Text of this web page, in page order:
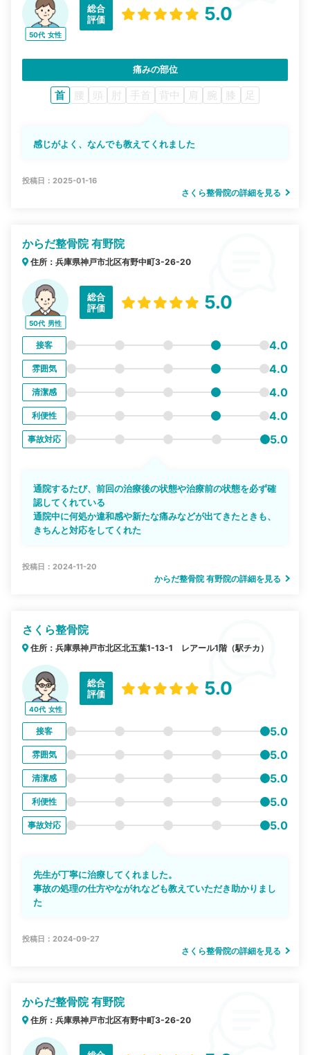
50代 女性
総合
評価
5.0
痛みの部位
首 腰 頭 肘 手首 背中 肩 腕 膝 足
感じがよく、なんでも教えてくれました
投稿日：2025-01-16
さくら整骨院の詳細を見る
からだ整骨院 有野院
住所：兵庫県神戸市北区有野中町3-26-20
50代 男性
総合
評価
5.0
接客 4.0
雰囲気 4.0
清潔感 4.0
利便性 4.0
事故対応 5.0
通院するたび、前回の治療後の状態や治療前の状態を必ず確
認してくれている
通院中に何処か違和感や新たな痛みなどが出てきたときも、
きちんと対応をしてくれた
投稿日：2024-11-20
からだ整骨院 有野院の詳細を見る
さくら整骨院
住所：兵庫県神戸市北区北五葉1-13-1 レアール1階（駅チカ）
40代 女性
総合
評価
5.0
接客 5.0
雰囲気 5.0
清潔感 5.0
利便性 5.0
事故対応 5.0
先生が丁寧に治療してくれました。
事故の処理の仕方やながれなども教えていただき助かりまし
た
投稿日：2024-09-27
さくら整骨院の詳細を見る
からだ整骨院 有野院
住所：兵庫県神戸市北区有野中町3-26-20